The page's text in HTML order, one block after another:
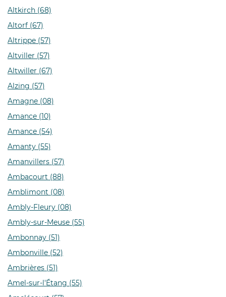
Altkirch (68)
Altorf (67)
Altrippe (57)
Altviller (57)
Altwiller (67)
Alzing (57)
Amagne (08)
Amance (10)
Amance (54)
Amanty (55)
Amanvillers (57)
Ambacourt (88)
Amblimont (08)
Ambly-Fleury (08)
Ambly-sur-Meuse (55)
Ambonnay (51)
Ambonville (52)
Ambrières (51)
Amel-sur-l'Étang (55)